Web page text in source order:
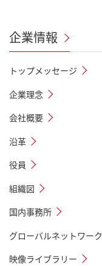
企業情報
トップメッセージ
企業理念
会社概要
沿革
役員
組織図
国内事務所
グローバルネットワーク
映像ライブラリー